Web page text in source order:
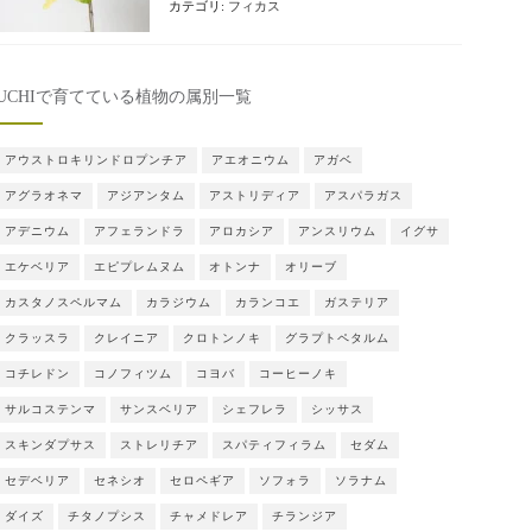
カテゴリ: フィカス
で育てている植物の属別一覧
アウストロキリンドロプンチア アエオニウム アガベ
アグラオネマ アジアンタム アストリディア アスパラガス
アデニウム アフェランドラ アロカシア アンスリウム イグサ
エケベリア エピプレムヌム オトンナ オリーブ
カスタノスペルマム カラジウム カランコエ ガステリア
クラッスラ クレイニア クロトンノキ グラプトペタルム
コチレドン コノフィツム コヨバ コーヒーノキ
サルコステンマ サンスベリア シェフレラ シッサス
スキンダプサス ストレリチア スパティフィラム セダム
セデベリア セネシオ セロペギア ソフォラ ソラナム
ダイズ チタノプシス チャメドレア チランジア